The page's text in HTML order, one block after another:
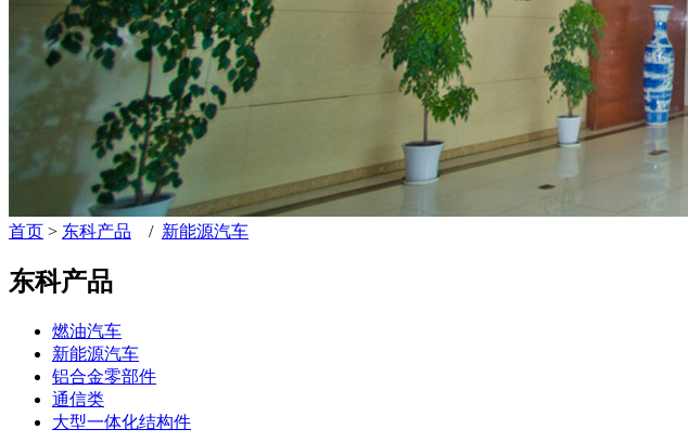
首页 > 东科产品 / 新能源汽车
东科产品
燃油汽车
新能源汽车
铝合金零部件
通信类
大型一体化结构件